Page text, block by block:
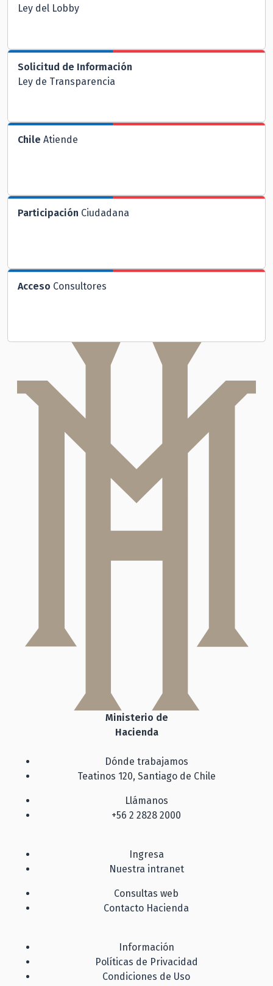
Ley del Lobby
Solicitud de Información
Ley de Transparencia
Chile Atiende
Participación Ciudadana
Acceso Consultores
Ministerio de
Hacienda
Dónde trabajamos
Teatinos 120, Santiago de Chile
Llámanos
+56 2 2828 2000
Ingresa
Nuestra intranet
Consultas web
Contacto Hacienda
Información
Políticas de Privacidad
Condiciones de Uso